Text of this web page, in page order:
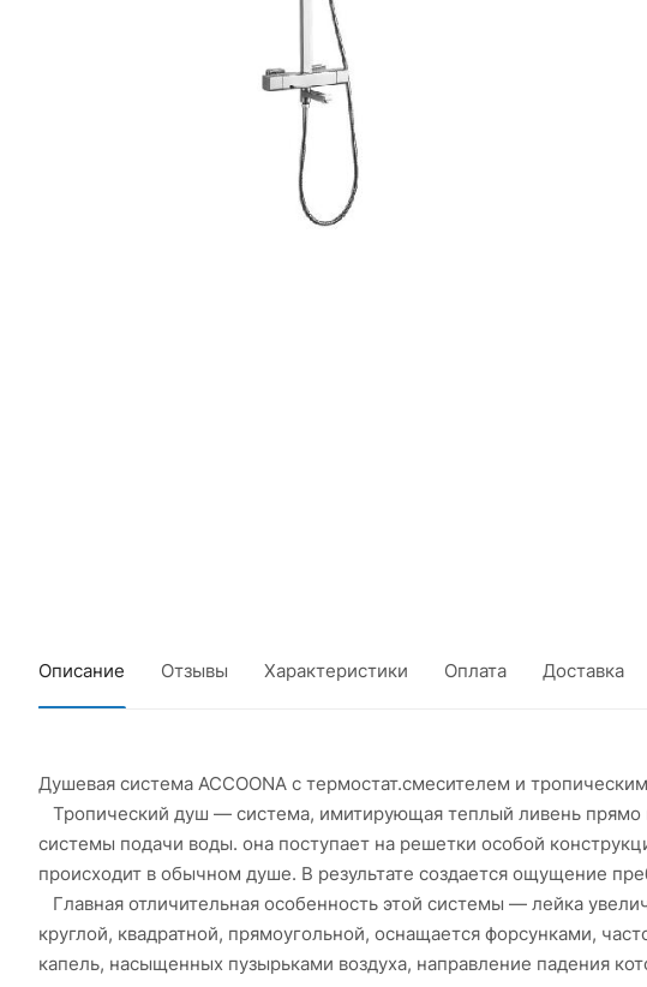
Описание Отзывы Характеристики Оплата Доставка
Душевая система ACCOONA с термостат.смесителем и
Тропический душ — система, имитирующая теплый ливень прямо
системы подачи воды. она поступает на решетки особой
происходит в обычном душе. В результате создается ощущение
Главная отличительная особенность этой системы — лейка
круглой, квадратной, прямоугольной, оснащается форсунками,
капель, насыщенных пузырьками воздуха, направление падения